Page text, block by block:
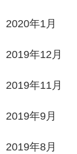
2020年1月
2019年12月
2019年11月
2019年9月
2019年8月